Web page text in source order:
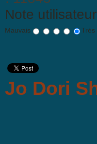
Note
Mauvais
Jo Dori